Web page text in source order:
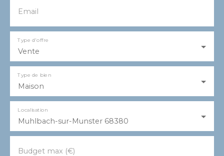
Email
Vente
Type d'offre
Maison
Type de bien
Muhlbach-sur-Munster 68380
Localisation
Budget max (€)